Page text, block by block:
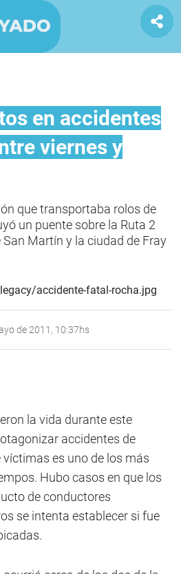
en accidentes
viernes y
que transportaba rolos de
un puente sobre la Ruta 2
Martín y la ciudad de Fray
de 2011, 10:37hs
la vida durante este
accidentes de
es uno de los más
Hubo casos en que los
de conductores
se intenta establecer si fue